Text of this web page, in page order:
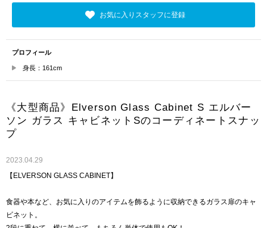
お気に入りスタッフに登録
プロフィール
身長：161cm
《大型商品》Elverson Glass Cabinet S エルバー
ソン ガラス キャビネットSのコーディネートスナッ
プ
2023.04.29
【ELVERSON GLASS CABINET】
食器や本など、お気に入りのアイテムを飾るように収納できるガラス扉のキャ
ビネット。